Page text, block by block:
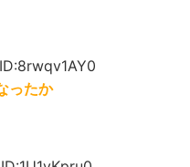
ID:8rwqv1AY0
ったか